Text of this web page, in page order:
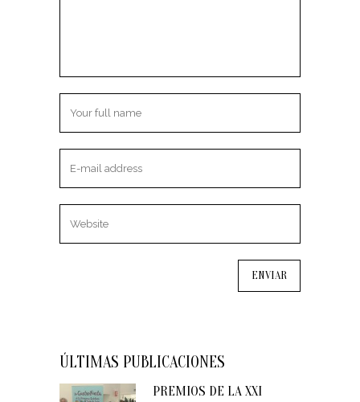
ÚLTIMAS PUBLICACIONES
PREMIOS DE LA XXI